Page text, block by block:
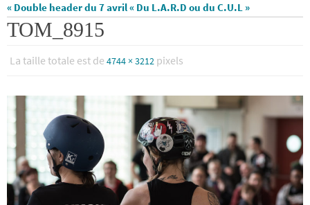
« Double header du 7 avril « Du L.A.R.D ou du C.U.L »
TOM_8915
La taille totale est de 4744 × 3212 pixels